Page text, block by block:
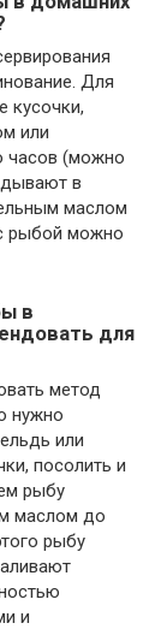
Для
кусочки,
или
часов (можно
в
маслом
рыбой можно
в
для
метод
нужно
или
посолить и
рыбу
маслом до
рыбу
и